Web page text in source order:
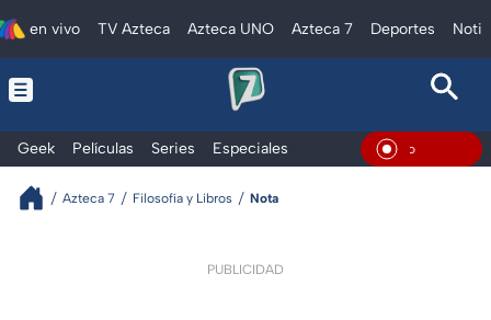
en vivo TV Azteca Azteca UNO Azteca 7 Deportes
Geek Películas Series Especiales En Vivo
Azteca 7 Filosofía y Libros Nota
PUBLICIDAD